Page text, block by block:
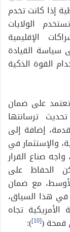
إذا كانت تخدم
الولايات
الإقليمية
سياسة القيادة
القوة الذكية
تعتمد على ضمان
ترسانتها
إضافة إلى
والإستثمار في
واجه صناع القرار
الحفاظ على
مع ضمان
في هذا السياق،
الأمريكية تجاه
قمحة ([10]
):